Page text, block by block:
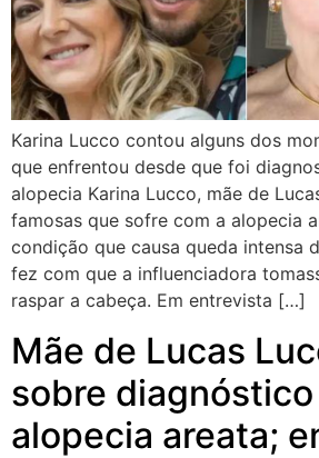
Karina Lucco contou alguns dos
que enfrentou desde que foi
alopecia Karina Lucco, mãe de
famosas que sofre com a alopecia
condição que causa queda intensa
fez com que a influenciadora
raspar a cabeça. Em entrevista […]
Mãe de Lucas
sobre
alopecia areata;